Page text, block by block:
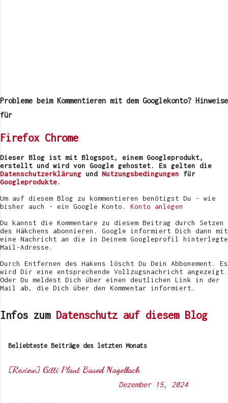
m
m
a
v
e
r
ö
f
e
t
l
i
c
e
n
Probleme beim Kommentieren mit dem Googlekonto? Hinweise
für
Firefox Chrome
Dieser Blog ist mit Blogspot, einem Googleprodukt,
erstellt und wird von Google gehostet. Es gelten die
Datenschutzerklärung und Nutzungsbedingungen für
Googleprodukte.
Um auf diesem Blog zu kommentieren benötigst Du - wie
bisher auch - ein Google Konto. Konto anlegen
Du kannst die Kommentare zu diesem Beitrag durch Setzen
des Häkchens abonnieren. Google informiert Dich dann mit
eine Nachricht an die in Deinem Googleprofil hinterlegte
Mail-Adresse.
Durch Entfernen des Hakens löscht Du Dein Abbonement. Es
wird Dir eine entsprechende Vollzugsnachricht angezeigt.
Oder Du meldest Dich über einen deutlichen Link in der
Mail ab, die Dich über den Kommentar informiert.
Infos zum Datenschutz auf diesem Blog
Beliebteste Beiträge des letzten Monats
[Review] Gitti Plant Based Nagellack
Dezember 15, 2024